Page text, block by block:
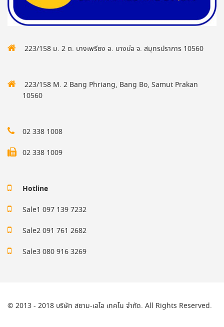
223/158 ม. 2 ต. บางเพรียง อ. บางบ่อ จ. สมุทรปราการ 10560
223/158 M. 2 Bang Phriang, Bang Bo, Samut Prakan
10560
02 338 1008
02 338 1009
Hotline
Sale1 097 139 7232
Sale2 091 761 2682
Sale3 080 916 3269
© 2013 - 2018 บริษัท สยาม-เอไอ เทคโน จำกัด. All Rights Reserved.